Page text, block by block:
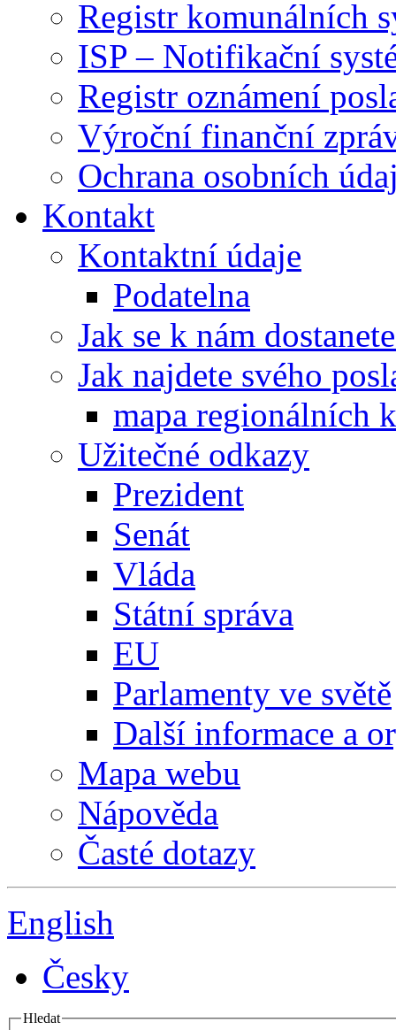
Registr komunálních
ISP – Notifikační
Registr oznámení
Výroční finanční
Ochrana osobních
Kontakt
Kontaktní údaje
Podatelna
Jak se k nám
Jak najdete svého
mapa regionálních
Užitečné odkazy
Prezident
Senát
Vláda
Státní správa
EU
Parlamenty ve světě
Další informace a
Mapa webu
Nápověda
Časté dotazy
English
Česky
Hledat